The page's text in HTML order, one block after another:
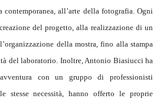
all’arte della fotografia. Ogni
del progetto, alla realizzazione di un
della mostra, fino alla stampa
del laboratorio. Inoltre, Antonio Biasiucci ha
con un gruppo di professionisti
stesse necessità, hanno offerto le proprie